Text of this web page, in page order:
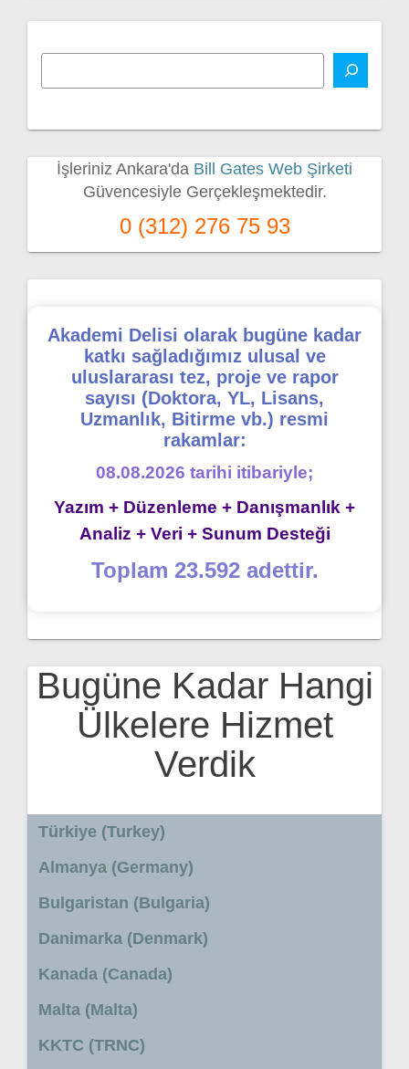
İşleriniz Ankara'da Bill Gates Web Şirketi
Güvencesiyle Gerçekleşmektedir.
0 (312) 276 75 93
Akademi Delisi olarak bugüne kadar
katkı sağladığımız ulusal ve
uluslararası tez, proje ve rapor
sayısı (Doktora, YL, Lisans,
Uzmanlık, Bitirme vb.) resmi
rakamlar:
08.08.2026 tarihi itibariyle;
Yazım + Düzenleme + Danışmanlık +
Analiz + Veri + Sunum Desteği
Toplam 23.592 adettir.
Bugüne Kadar Hangi
Ülkelere Hizmet
Verdik
Türkiye (Turkey)
Almanya (Germany)
Bulgaristan (Bulgaria)
Danimarka (Denmark)
Kanada (Canada)
Malta (Malta)
KKTC (TRNC)